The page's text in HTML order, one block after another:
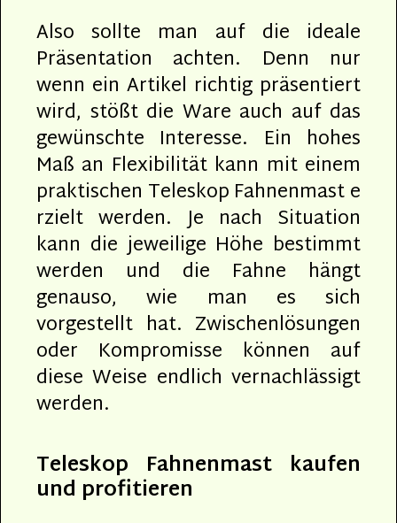
Also sollte man auf die ideale
Präsentation achten. Denn nur
wenn ein Artikel richtig präsentiert
wird, stößt die Ware auch auf das
gewünschte Interesse. Ein hohes
Maß an Flexibilität kann mit einem
praktischen Teleskop Fahnenmast e
rzielt werden. Je nach Situation
kann die jeweilige Höhe bestimmt
werden und die Fahne hängt
genauso, wie man es sich
vorgestellt hat. Zwischenlösungen
oder Kompromisse können auf
diese Weise endlich vernachlässigt
werden.
Teleskop Fahnenmast kaufen
und profitieren